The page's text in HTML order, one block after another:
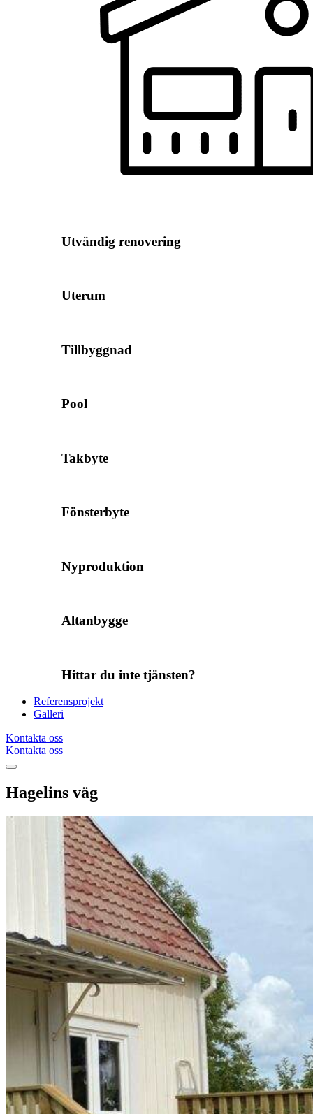
Utvändig renovering
Uterum
Tillbyggnad
Pool
Takbyte
Fönsterbyte
Nyproduktion
Altanbygge
Hittar du inte tjänsten?
Referensprojekt
Galleri
Kontakta oss
Kontakta oss
Hagelins väg